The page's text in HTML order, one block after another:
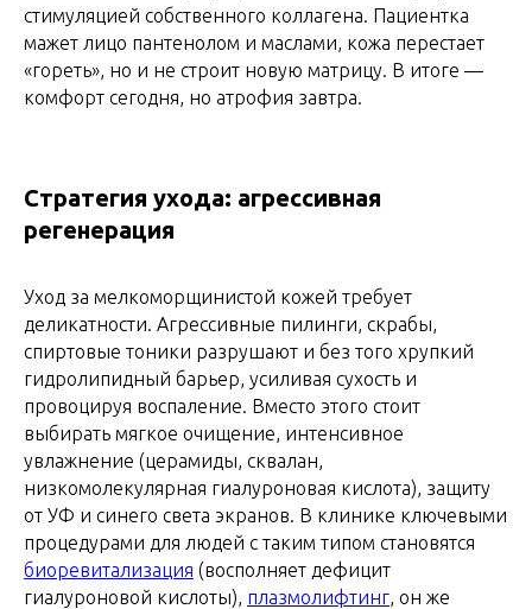
стимуляцией собственного коллагена. Пациентка
мажет лицо пантенолом и маслами, кожа перестает
«гореть», но и не строит новую матрицу. В итоге —
комфорт сегодня, но атрофия завтра.
Стратегия ухода: агрессивная
регенерация
Уход за мелкоморщинистой кожей требует
деликатности. Агрессивные пилинги, скрабы,
спиртовые тоники разрушают и без того хрупкий
гидролипидный барьер, усиливая сухость и
провоцируя воспаление. Вместо этого стоит
выбирать мягкое очищение, интенсивное
увлажнение (церамиды, сквалан,
низкомолекулярная гиалуроновая кислота), защиту
от УФ и синего света экранов. В клинике ключевыми
процедурами для людей с таким типом становятся
биоревитализация (восполняет дефицит
гиалуроновой кислоты), плазмолифтинг, он же